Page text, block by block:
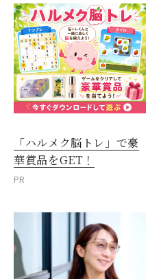
「ハルメク脳トレ」で豪
華賞品をGET！
PR